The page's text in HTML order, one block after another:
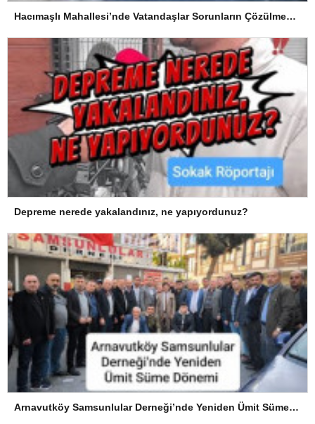
Hacımaşlı Mahallesi’nde Vatandaşlar Sorunların Çözülmesini Bekliyor
Depreme nerede yakalandınız, ne yapıyordunuz?
Arnavutköy Samsunlular Derneği’nde Yeniden Ümit Süme Dönemi